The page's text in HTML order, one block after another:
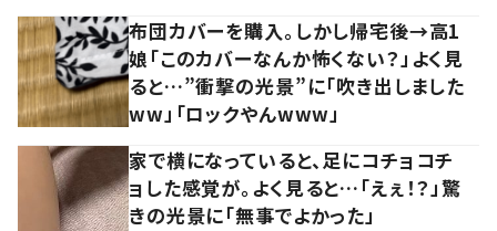
布団カバーを購入。しかし帰宅後→高1
娘「このカバーなんか怖くない？」よく見
ると…”衝撃の光景”に「吹き出しました
ww」「ロックやんwww」
家で横になっていると、足にコチョコチ
ョした感覚が。よく見ると…「えぇ！？」驚
きの光景に「無事でよかった」